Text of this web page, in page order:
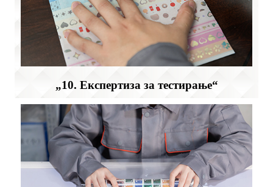
„10. Експертиза за тестирање“